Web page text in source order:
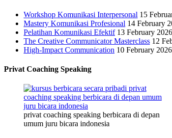
Workshop Komunikasi Interpersonal 15
Mastery Komunikasi Profesional 14 February
Pelatihan Komunikasi Efektif 13 February 2026
The Creative Communicator Masterclass 12
High-Impact Communication 10 February 2026
Privat Coaching Speaking
privat coaching speaking berbicara di depan
umum juru bicara indonesia